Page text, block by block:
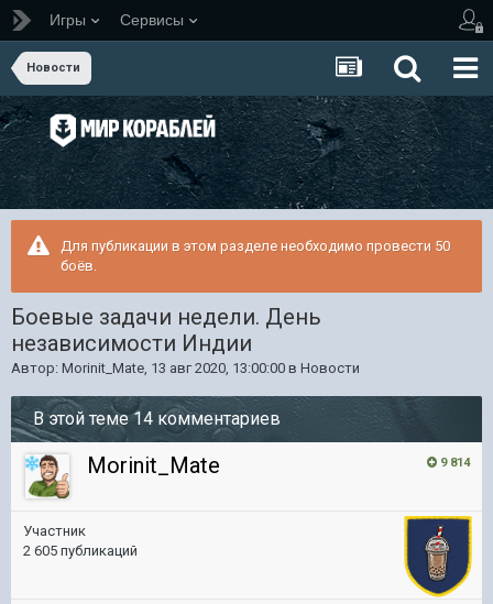
Игры Сервисы
Новости
Для публикации в этом разделе необходимо провести 50
боёв.
Боевые задачи недели. День
независимости Индии
Автор: Morinit_Mate, 13 авг 2020, 13:00:00 в Новости
В этой теме 14 комментариев
9 814
Morinit_Mate
Участник
2 605 публикаций